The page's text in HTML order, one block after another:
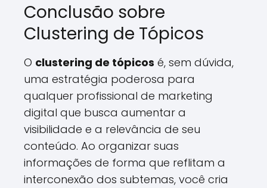
Conclusão sobre
Clustering de Tópicos
O clustering de tópicos é, sem dúvida,
uma estratégia poderosa para
qualquer profissional de marketing
digital que busca aumentar a
visibilidade e a relevância de seu
conteúdo. Ao organizar suas
informações de forma que reflitam a
interconexão dos subtemas, você cria